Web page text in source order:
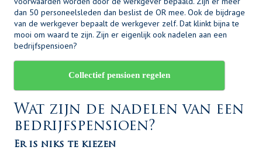
dan 50 personeelsleden dan beslist de OR mee. Ook de bijdrage
van de werkgever bepaalt de werkgever zelf. Dat klinkt bijna te
mooi om waard te zijn. Zijn er eigenlijk ook nadelen aan een
bedrijfspensioen?
Collectief pensioen regelen
Wat zijn de nadelen van een
bedrijfspensioen?
Er is niks te kiezen